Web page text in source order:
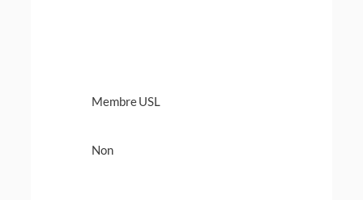
Membre USL
Non